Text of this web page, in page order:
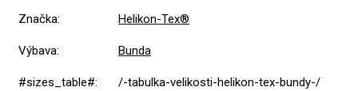
Značka: Helikon-Tex®
Výbava: Bunda
#sizes_table#: /-tabulka-velikosti-helikon-tex-bundy-/